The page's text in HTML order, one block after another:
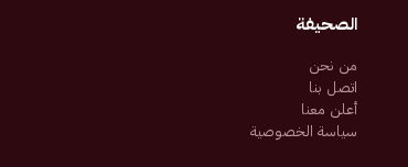
الصحيفة
من نحن
اتصل بنا
أعلن معنا
سياسة الخصوصية